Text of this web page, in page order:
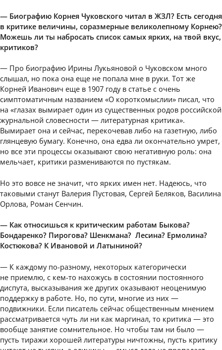
— Биографию Корнея Чуковского читал в ЖЗЛ? Есть сегодня
в критике величины, соразмерные великолепному Корнею?
Можешь ли ты набросать список самых ярких, на твой вкус,
критиков?
— Про биографию Ирины Лукьяновой о Чуковском много
слышал, но пока она еще не попала мне в руки. Тот же
Корней Иванович еще в 1907 году в статье с очень
симптоматичным названием «О короткомыслии» писал, что
на «глазах вымирает один из существенных родов российской
журнальной словесности — литературная критика».
Вымирает она и сейчас, перекочевав либо на газетную, либо
глянцевую бумагу. Конечно, она едва ли окончательно умрет,
но все эти процессы оказывают свою негативную роль: она
мельчает, критики размениваются по пустякам.
Но это вовсе не значит, что ярких имен нет. Надеюсь, что
таковыми станут Валерия Пустовая, Сергей Беляков, Василина
Орлова, Роман Сенчин.
— Как относишься к критическим работам Быкова?
Бондаренко? Пирогова? Шенкмана? Лесина? Ермолина?
Костюкова? К Ивановой и Латыниной?
— К каждому по-разному, некоторых категорически
не приемлю, с кем-то нахожусь в состоянии постоянного
диспута, высказывания же других оказывают неоценимую
поддержку в работе. Но, по сути, многие из них —
подвижники. Если писатель сейчас общественным мнением
рассматривается чуть ли ни как маргинал, то критика — это
вообще занятие сомнительное. Но чтобы там ни было —
пусть тиражи хорошей литературы ничтожны, пусть критику